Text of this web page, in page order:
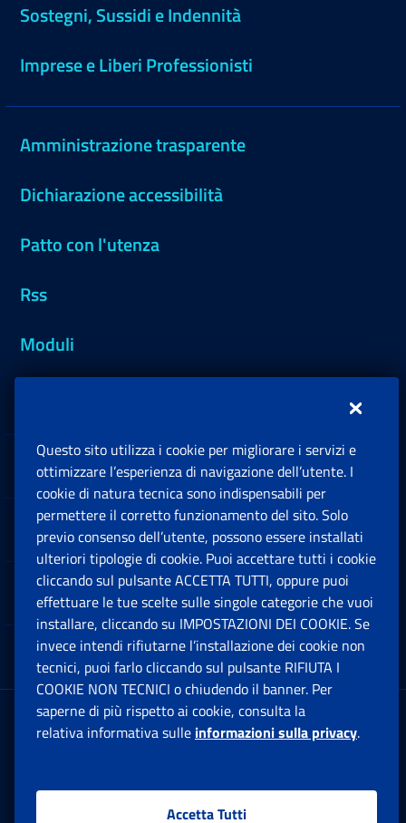
Sostegni, Sussidi e Indennità
Imprese e Liberi Professionisti
Amministrazione trasparente
Dichiarazione accessibilità
Patto con l'utenza
Rss
Moduli
Sedi e Contatti
Software
Note Legali
App mobile
Sede Legale : Via Ciro il Grande, 21
00144 Roma
Questo sito utilizza i cookie per migliorare i servizi e
ottimizzare l’esperienza di navigazione dell’utente. I
cookie di natura tecnica sono indispensabili per
permettere il corretto funzionamento del sito. Solo
previo consenso dell’utente, possono essere installati
ulteriori tipologie di cookie. Puoi accettare tutti i cookie
cliccando sul pulsante ACCETTA TUTTI, oppure puoi
effettuare le tue scelte sulle singole categorie che vuoi
installare, cliccando su IMPOSTAZIONI DEI COOKIE. Se
invece intendi rifiutarne l’installazione dei cookie non
tecnici, puoi farlo cliccando sul pulsante RIFIUTA I
COOKIE NON TECNICI o chiudendo il banner. Per
saperne di più rispetto ai cookie, consulta la
relativa informativa sulle informazioni sulla privacy.
Accetta Tutti